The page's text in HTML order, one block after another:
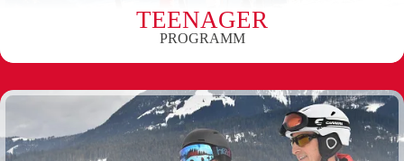
TEENAGER
PROGRAMM